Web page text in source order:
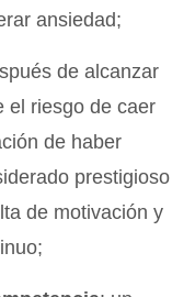
ansiedad;
de alcanzar
el riesgo de caer
de haber
prestigioso
de motivación y